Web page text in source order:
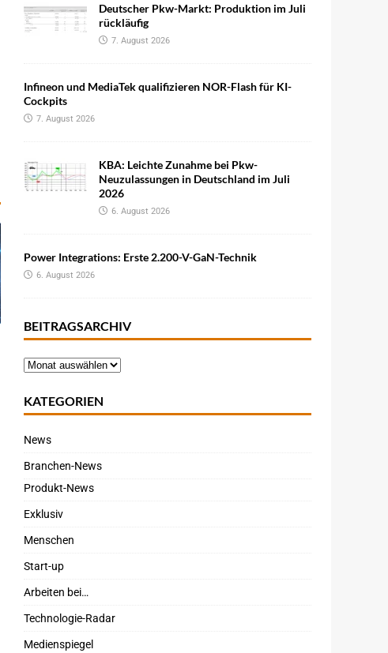
Deutscher Pkw-Markt: Produktion im Juli
rückläufig
7. August 2026
Infineon und MediaTek qualifizieren NOR-Flash für KI-
Cockpits
7. August 2026
KBA: Leichte Zunahme bei Pkw-
Neuzulassungen in Deutschland im Juli
2026
6. August 2026
Power Integrations: Erste 2.200-V-GaN-Technik
6. August 2026
BEITRAGSARCHIV
KATEGORIEN
News
Branchen-News
Produkt-News
Exklusiv
Menschen
Start-up
Arbeiten bei…
Technologie-Radar
Medienspiegel